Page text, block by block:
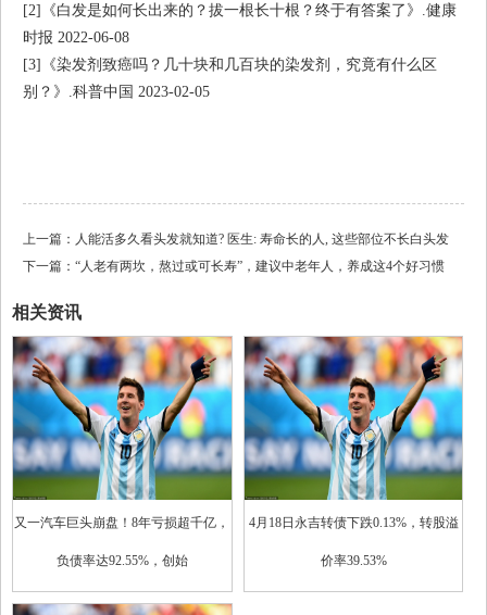
[2]《白发是如何长出来的？拔一根长十根？终于有答案了》.健康
时报 2022-06-08
[3]《染发剂致癌吗？几十块和几百块的染发剂，究竟有什么区
别？》.科普中国 2023-02-05
上一篇： 人能活多久看头发就知道? 医生: 寿命长的人, 这些部位不长白头发
下一篇： “人老有两坎，熬过或可长寿”，建议中老年人，养成这4个好习惯
相关资讯
又一汽车巨头崩盘！8年亏损超千亿，
负债率达92.55%，创始
4月18日永吉转债下跌0.13%，转股溢
价率39.53%